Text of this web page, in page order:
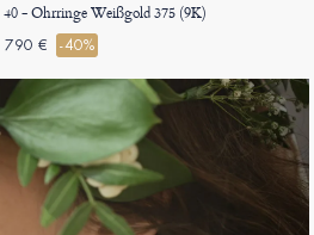
40 - Ohrringe Weißgold 375 (9K)
790 € -40%